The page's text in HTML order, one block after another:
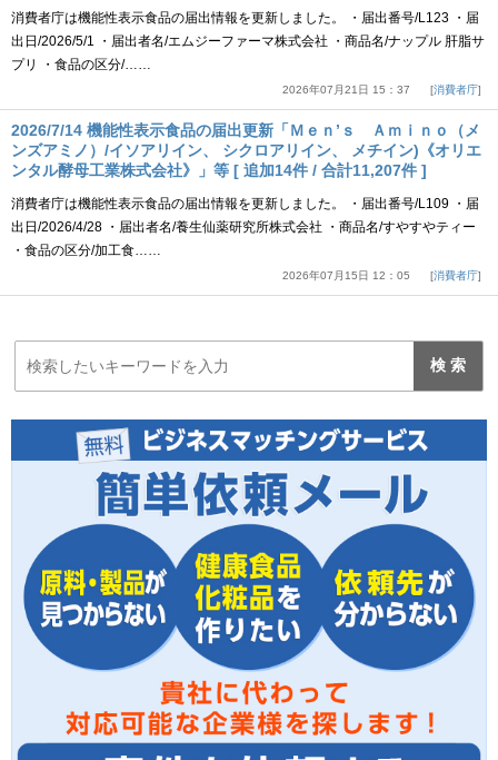
消費者庁は機能性表示食品の届出情報を更新しました。 ・届出番号/L123 ・届
出日/2026/5/1 ・届出者名/エムジーファーマ株式会社 ・商品名/ナップル 肝脂サ
プリ ・食品の区分/……
2026年07月21日 15：37 消費者庁
2026/7/14 機能性表示食品の届出更新「Ｍｅｎ’ｓ Ａｍｉｎｏ（メ
ンズアミノ）/イソアリイン、 シクロアリイン、 メチイン)《オリエ
ンタル酵母工業株式会社》」等 [ 追加14件 / 合計11,207件 ]
消費者庁は機能性表示食品の届出情報を更新しました。 ・届出番号/L109 ・届
出日/2026/4/28 ・届出者名/養生仙薬研究所株式会社 ・商品名/すやすやティー
・食品の区分/加工食……
2026年07月15日 12：05 消費者庁